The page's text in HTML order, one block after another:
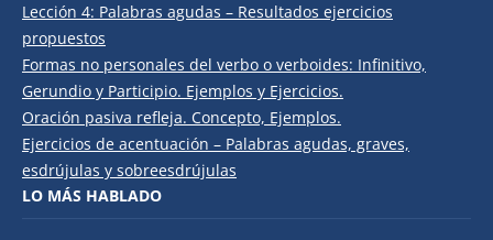
Lección 4: Palabras agudas – Resultados ejercicios
propuestos
Formas no personales del verbo o verboides: Infinitivo,
Gerundio y Participio. Ejemplos y Ejercicios.
Oración pasiva refleja. Concepto, Ejemplos.
Ejercicios de acentuación – Palabras agudas, graves,
esdrújulas y sobreesdrújulas
LO MÁS HABLADO